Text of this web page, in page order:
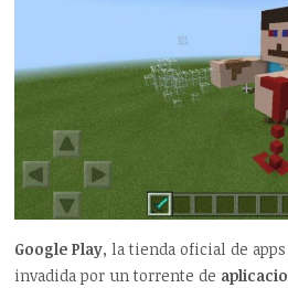
Google Play, la tienda oficial de
invadida por un torrente de